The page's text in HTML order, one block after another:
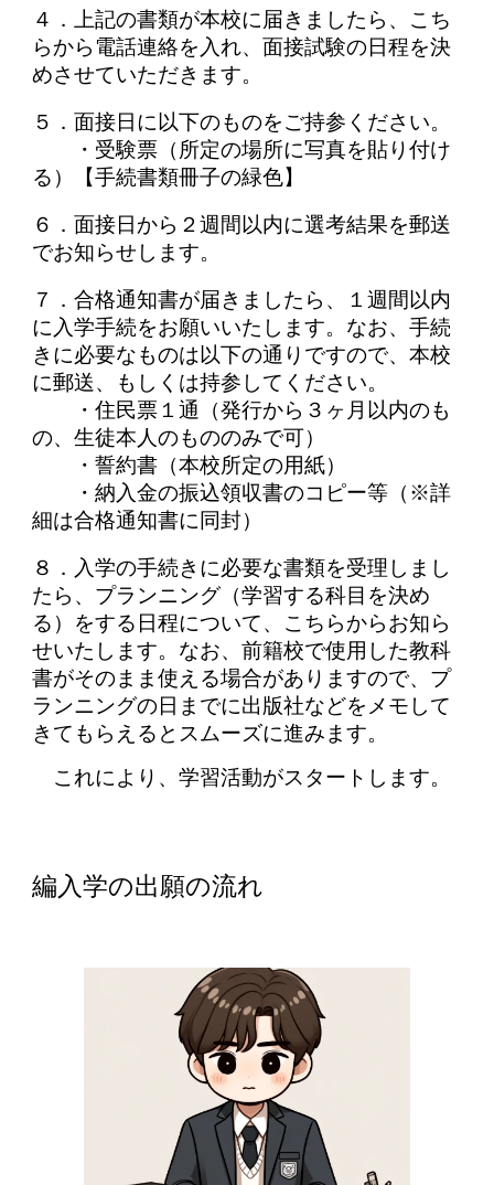
４．上記の書類が本校に届きましたら、こち
らから電話連絡を入れ、面接試験の日程を決
めさせていただきます。
５．面接日に以下のものをご持参ください。
・受験票（所定の場所に写真を貼り付け
る）【手続書類冊子の緑色】
６．面接日から２週間以内に選考結果を郵送
でお知らせします。
７．合格通知書が届きましたら、１週間以内
に入学手続をお願いいたします。なお、手続
きに必要なものは以下の通りですので、本校
に郵送、もしくは持参してください。
・住民票１通（発行から３ヶ月以内のも
の、生徒本人のもののみで可）
・誓約書（本校所定の用紙）
・納入金の振込領収書のコピー等（※詳
細は合格通知書に同封）
８．入学の手続きに必要な書類を受理しまし
たら、プランニング（学習する科目を決め
る）をする日程について、こちらからお知ら
せいたします。なお、前籍校で使用した教科
書がそのまま使える場合がありますので、プ
ランニングの日までに出版社などをメモして
きてもらえるとスムーズに進みます。
これにより、学習活動がスタートします。
編入学の出願の流れ